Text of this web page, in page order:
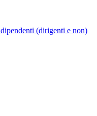
(dirigenti e non)